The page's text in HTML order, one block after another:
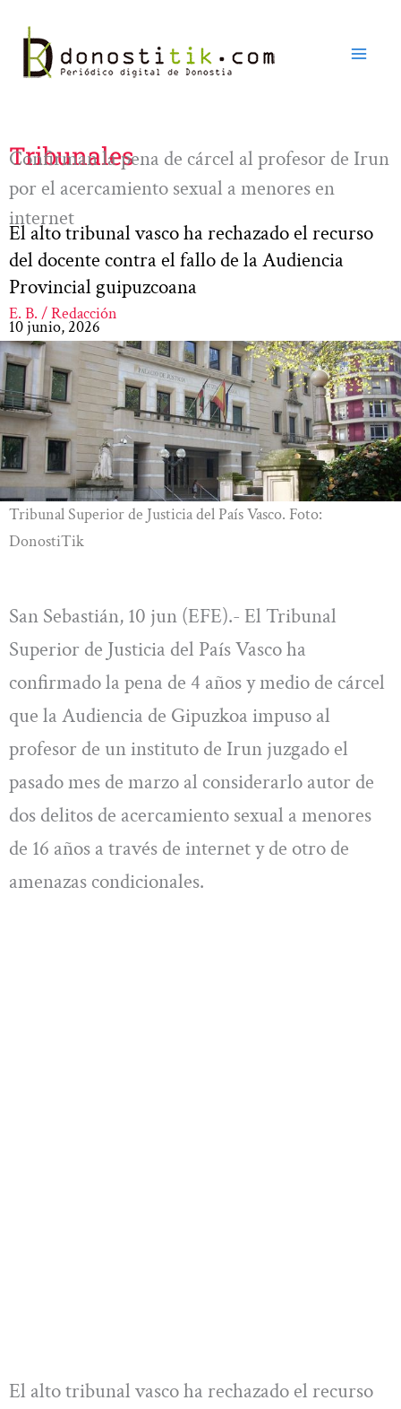
contenido
Tribunales
Confirman la pena de cárcel al profesor de Irun
por el acercamiento sexual a menores en
internet
El alto tribunal vasco ha rechazado el recurso
del docente contra el fallo de la Audiencia
Provincial guipuzcoana
E. B. / Redacción
10 junio, 2026
Tribunal Superior de Justicia del País Vasco. Foto:
DonostiTik
San Sebastián, 10 jun (EFE).- El Tribunal
Superior de Justicia del País Vasco ha
confirmado la pena de 4 años y medio de cárcel
que la Audiencia de Gipuzkoa impuso al
profesor de un instituto de Irun juzgado el
pasado mes de marzo al considerarlo autor de
dos delitos de acercamiento sexual a menores
de 16 años a través de internet y de otro de
amenazas condicionales.
El alto tribunal vasco ha rechazado el recurso